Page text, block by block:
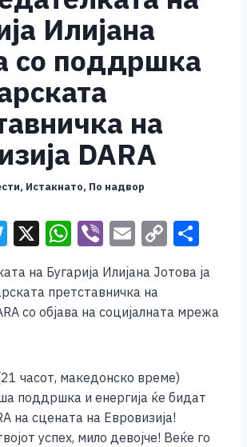
Илијана
со поддршка
на
DARA
, Истакнато, По надвор
T
tt
er
X W
at
s
p
Vi
b
er
E
m
ai
l
C
p
y
k
h
ar
e
на Бугарија Илијана Јотова ја
претставничка на
со објава на социјалната мрежа
часот, македонско време)
поддршка и енергија ќе бидат
на сцената на Евровизија!
успех, мило девојче! Веќе го